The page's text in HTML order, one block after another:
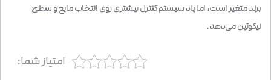
برند متغیر است، اما پاد سیستم کنترل بیشتری روی انتخاب مایع و سطح
نیکوتین می‌دهد.
امتیاز شما: